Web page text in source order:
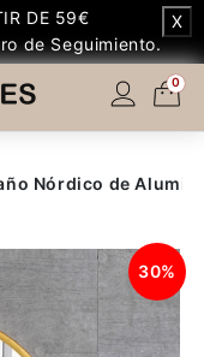
DE 59€
de Seguimiento.
X
0
Nórdico de
30%